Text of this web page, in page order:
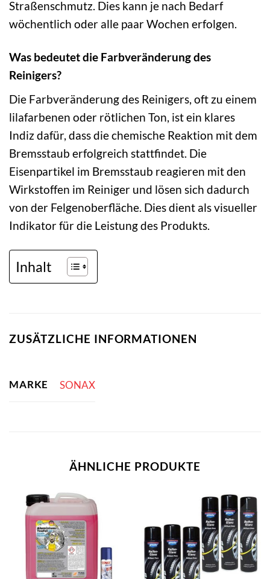
Straßenschmutz. Dies kann je nach Bedarf
wöchentlich oder alle paar Wochen erfolgen.
Was bedeutet die Farbveränderung des
Reinigers?
Die Farbveränderung des Reinigers, oft zu einem
lilafarbenen oder rötlichen Ton, ist ein klares
Indiz dafür, dass die chemische Reaktion mit dem
Bremsstaub erfolgreich stattfindet. Die
Eisenpartikel im Bremsstaub reagieren mit den
Wirkstoffen im Reiniger und lösen sich dadurch
von der Felgenoberfläche. Dies dient als visueller
Indikator für die Leistung des Produkts.
Inhalt
ZUSÄTZLICHE INFORMATIONEN
MARKE SONAX
ÄHNLICHE PRODUKTE